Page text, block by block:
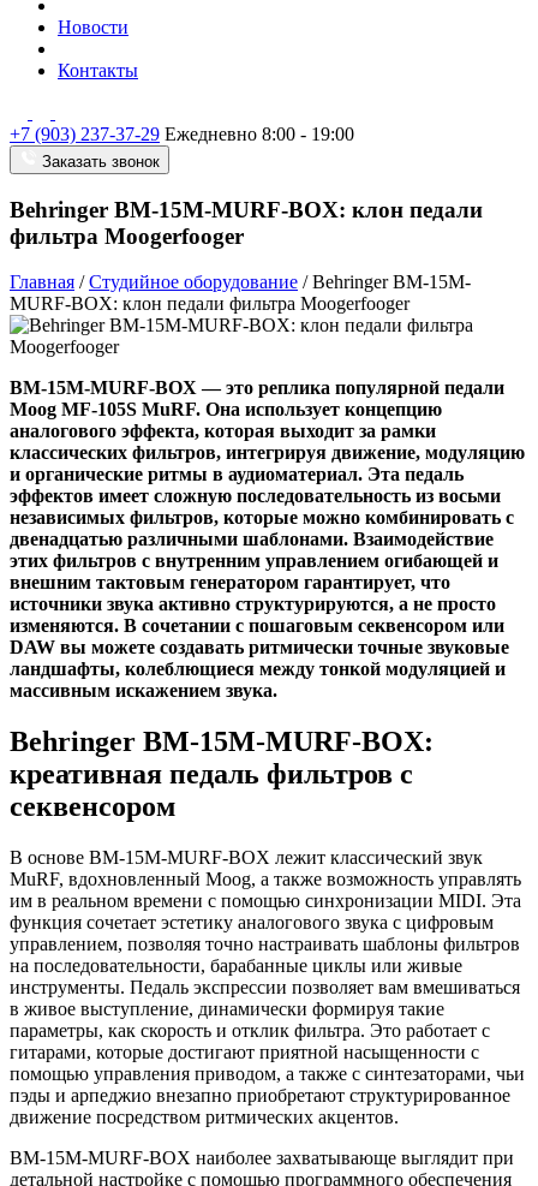
Новости
Контакты
+7 (903) 237-37-29 Ежедневно 8:00 - 19:00
Заказать звонок
Behringer BM-15M-MURF-BOX: клон педали
фильтра Moogerfooger
Главная /Студийное оборудование /Behringer BM-15M-
MURF-BOX: клон педали фильтра Moogerfooger
BM-15M-MURF-BOX — это реплика популярной педали
Moog MF-105S MuRF. Она использует концепцию
аналогового эффекта, которая выходит за рамки
классических фильтров, интегрируя движение, модуляцию
и органические ритмы в аудиоматериал. Эта педаль
эффектов имеет сложную последовательность из восьми
независимых фильтров, которые можно комбинировать с
двенадцатью различными шаблонами. Взаимодействие
этих фильтров с внутренним управлением огибающей и
внешним тактовым генератором гарантирует, что
источники звука активно структурируются, а не просто
изменяются. В сочетании с пошаговым секвенсором или
DAW вы можете создавать ритмически точные звуковые
ландшафты, колеблющиеся между тонкой модуляцией и
массивным искажением звука.
Behringer BM-15M-MURF-BOX:
креативная педаль фильтров с
секвенсором
В основе BM-15M-MURF-BOX лежит классический звук
MuRF, вдохновленный Moog, а также возможность управлять
им в реальном времени с помощью синхронизации MIDI. Эта
функция сочетает эстетику аналогового звука с цифровым
управлением, позволяя точно настраивать шаблоны фильтров
на последовательности, барабанные циклы или живые
инструменты. Педаль экспрессии позволяет вам вмешиваться
в живое выступление, динамически формируя такие
параметры, как скорость и отклик фильтра. Это работает с
гитарами, которые достигают приятной насыщенности с
помощью управления приводом, а также с синтезаторами, чьи
пэды и арпеджио внезапно приобретают структурированное
движение посредством ритмических акцентов.
BM-15M-MURF-BOX наиболее захватывающе выглядит при
детальной настройке с помощью программного обеспечения